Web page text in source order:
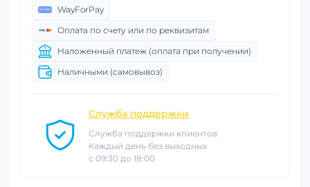
WayForPay
Оплата по счету или по реквизитам
Наложенный платеж (оплата при получении)
Наличными (самовывоз)
Служба поддержки
Служба поддержки клиентов
Каждый день без выходных
с 09:30 до 18:00